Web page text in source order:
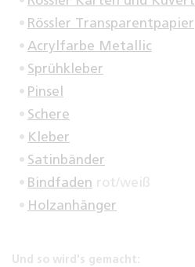
Rössler Transparentpapier
Acrylfarbe Metallic
Sprühkleber
Pinsel
Schere
Kleber
Satinbänder
Bindfaden rot/weiß
Holzanhänger
Und so wird's gemacht: